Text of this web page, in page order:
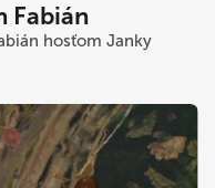
Fabián
hosťom Janky